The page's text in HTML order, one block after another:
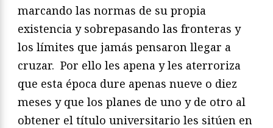
marcando las normas de su propia
existencia y sobrepasando las fronteras y
los límites que jamás pensaron llegar a
cruzar. Por ello les apena y les aterroriza
que esta época dure apenas nueve o diez
meses y que los planes de uno y de otro al
obtener el título universitario les sitúen en